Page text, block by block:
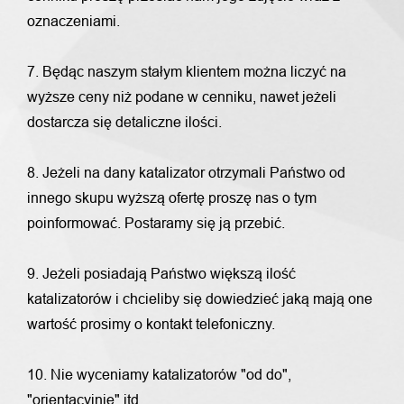
oznaczeniami.
7. Będąc naszym stałym klientem można liczyć na
wyższe ceny niż podane w cenniku, nawet jeżeli
dostarcza się detaliczne ilości.
8. Jeżeli na dany katalizator otrzymali Państwo od
innego skupu wyższą ofertę proszę nas o tym
poinformować. Postaramy się ją przebić.
9. Jeżeli posiadają Państwo większą ilość
katalizatorów i chcieliby się dowiedzieć jaką mają one
wartość prosimy o kontakt telefoniczny.
10. Nie wyceniamy katalizatorów "od do",
"orientacyjnie" itd.